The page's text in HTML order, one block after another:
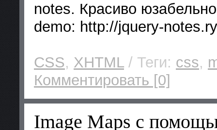
notes. Красиво
demo: http://jquery-
CSS, XHTML / Теги: css,
Комментировать [0]
Image Maps c